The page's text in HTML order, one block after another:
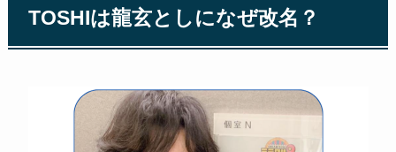
TOSHIは龍玄としになぜ改名？